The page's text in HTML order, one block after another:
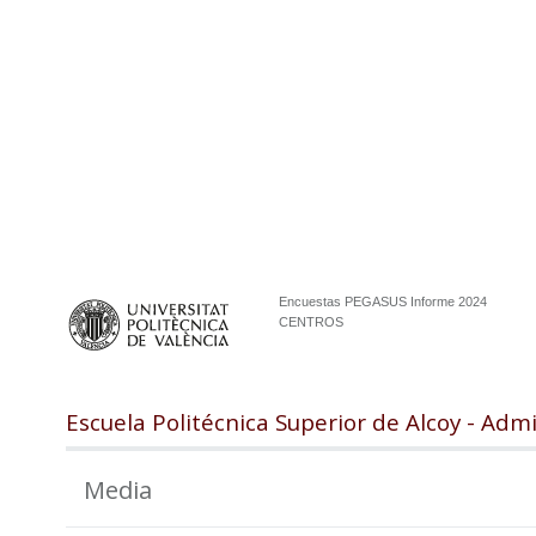
Encuestas PEGASUS Informe 2024
CENTROS
Escuela Politécnica Superior de Alcoy -
Media